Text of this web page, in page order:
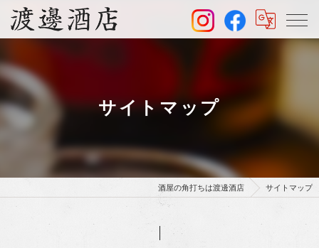
サイトマップ
酒屋の角打ちは渡邊酒店 サイトマップ